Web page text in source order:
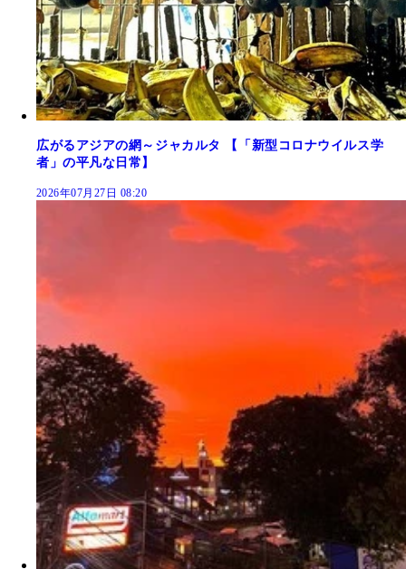
広がるアジアの網～ジャカルタ 【「新型コロナウイルス学
者」の平凡な日常】
2026年07月27日 08:20